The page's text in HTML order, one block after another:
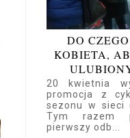
DO
KOBIETA,
20 kwietnia
promocja z
sezonu w sieci
Tym razem
pierwszy odb...